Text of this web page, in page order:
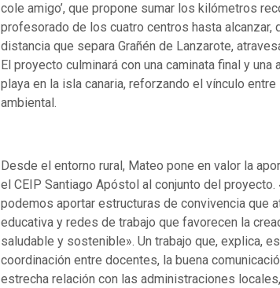
cole amigo’, que propone sumar los kilómetros
profesorado de los cuatro centros hasta alcanzar,
distancia que separa Grañén de Lanzarote,
El proyecto culminará con una caminata final y
playa en la isla canaria, reforzando el vínculo
ambiental.
Desde el entorno rural, Mateo pone en valor la
el CEIP Santiago Apóstol al conjunto del
podemos aportar estructuras de convivencia que
educativa y redes de trabajo que favorecen la
saludable y sostenible». Un trabajo que, explica,
coordinación entre docentes, la buena
estrecha relación con las administraciones